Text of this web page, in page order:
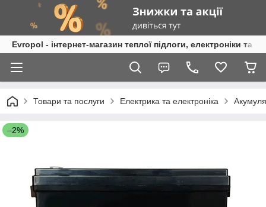
Evropol - інтернет-магазин теплої підлоги, електроніки та
Товари та послуги Електрика та електроніка
–2%